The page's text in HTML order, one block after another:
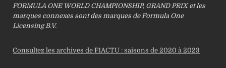
FORMULA ONE WORLD CHAMPIONSHIP, GRAND PRIX et les
marques connexes sont des marques de Formula One
Licensing B.V.
Consultez les archives de F1ACTU : saisons de 2020 à 2023